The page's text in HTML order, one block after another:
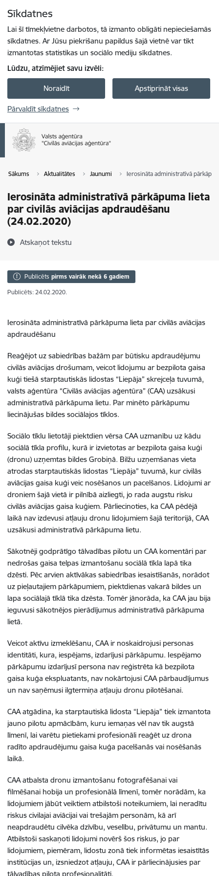
Sīkdatnes
Lai šī tīmekļvietne darbotos, tā izmanto obligāti nepieciešamās
sīkdatnes. Ar Jūsu piekrišanu papildus šajā vietnē var tikt
izmantotas statistikas un sociālo mediju sīkdatnes.
Lūdzu, atzīmējiet savu izvēli:
Noraidīt Apstiprināt visas
Pārvaldīt sīkdatnes
Sākums Aktualitātes Jaunumi Ierosināta administratīvā
Ierosināta administratīvā pārkāpuma lieta
par civilās aviācijas apdraudēšanu
(24.02.2020)
Atskaņot tekstu
Publicēts pirms vairāk nekā 6 gadiem
Publicēts: 24.02.2020.
Ierosināta administratīvā pārkāpuma lieta par civilās aviācijas
apdraudēšanu
Reaģējot uz sabiedrības bažām par būtisku apdraudējumu
civilās aviācijas drošumam, veicot lidojumu ar bezpilota gaisa
kuģi tiešā starptautiskās lidostas “Liepāja” skrejceļa tuvumā,
valsts aģentūra “Civilās aviācijas aģentūra” (CAA) uzsākusi
administratīvā pārkāpuma lietu. Par minēto pārkāpumu
liecinājušas bildes sociālajos tīklos.
Sociālo tīklu lietotāji piektdien vērsa CAA uzmanību uz kādu
sociālā tīkla profilu, kurā ir izvietotas ar bezpilota gaisa kuģi
(dronu) uzņemtas bildes Grobiņā. Bilžu uzņemšanas vieta
atrodas starptautiskās lidostas “Liepāja” tuvumā, kur civilās
aviācijas gaisa kuģi veic nosēšanos un pacelšanos. Lidojumi ar
droniem šajā vietā ir pilnībā aizliegti, jo rada augstu risku
civilās aviācijas gaisa kuģiem. Pārliecinoties, ka CAA pēdējā
laikā nav izdevusi atļauju dronu lidojumiem šajā teritorijā, CAA
uzsākusi administratīvā pārkāpuma lietu.
Sākotnēji godprātīgo tālvadības pilotu un CAA komentāri par
nedrošas gaisa telpas izmantošanu sociālā tīkla lapā tika
dzēsti. Pēc arvien aktīvākas sabiedrības iesaistīšanās, norādot
uz pieļautajiem pārkāpumiem, piektdienas vakarā bildes un
lapa sociālajā tīklā tika dzēsta. Tomēr jānorāda, ka CAA jau bija
ieguvusi sākotnējos pierādījumus administratīvā pārkāpuma
lietā.
Veicot aktīvu izmeklēšanu, CAA ir noskaidrojusi personas
identitāti, kura, iespējams, izdarījusi pārkāpumu. Iespējamo
pārkāpumu izdarījusī persona nav reģistrēta kā bezpilota
gaisa kuģa ekspluatants, nav nokārtojusi CAA pārbaudījumus
un nav saņēmusi ilgtermiņa atļauju dronu pilotēšanai.
CAA atgādina, ka starptautiskā lidosta “Liepāja” tiek izmantota
jauno pilotu apmācībām, kuru iemaņas vēl nav tik augstā
līmenī, lai varētu pietiekami profesionāli reaģēt uz drona
radīto apdraudējumu gaisa kuģa pacelšanās vai nosēšanās
laikā.
CAA atbalsta dronu izmantošanu fotografēšanai vai
filmēšanai hobija un profesionālā līmenī, tomēr norādām, ka
lidojumiem jābūt veiktiem atbilstoši noteikumiem, lai neradītu
riskus civilajai aviācijai vai trešajām personām, kā arī
neapdraudētu cilvēka dzīvību, veselību, privātumu un mantu.
Atbilstoši saskaņoti lidojumi novērš šos riskus, jo par
lidojumiem, piemēram, lidostu zonā tiek informētas iesaistītās
institūcijas un, izsniedzot atļauju, CAA ir pārliecinājusies par
tālvadības pilota profesionalitāti.